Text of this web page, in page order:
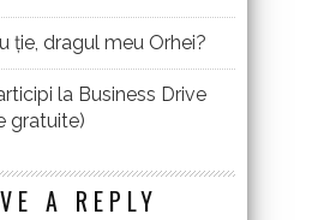
ție, dragul meu Orhei?
la Business Drive
gratuite)
A REPLY